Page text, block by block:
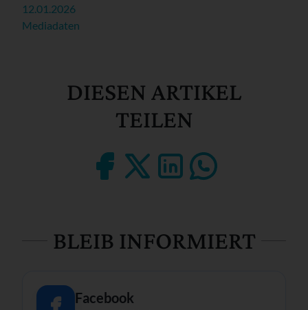
12.01.2026
Mediadaten
DIESEN ARTIKEL
TEILEN
BLEIB INFORMIERT
Facebook